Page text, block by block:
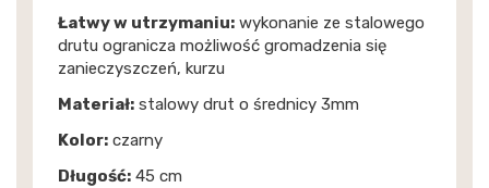
Łatwy w utrzymaniu:wykonanie ze stalowego
drutu ogranicza możliwość gromadzenia się
zanieczyszczeń, kurzu
Materiał:stalowy drut o średnicy 3mm
Kolor:czarny
Długość:45 cm